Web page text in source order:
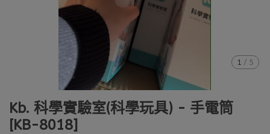
1 / 5
Kb. 科學實驗室(科學玩具) - 手電筒
[KB-8018]